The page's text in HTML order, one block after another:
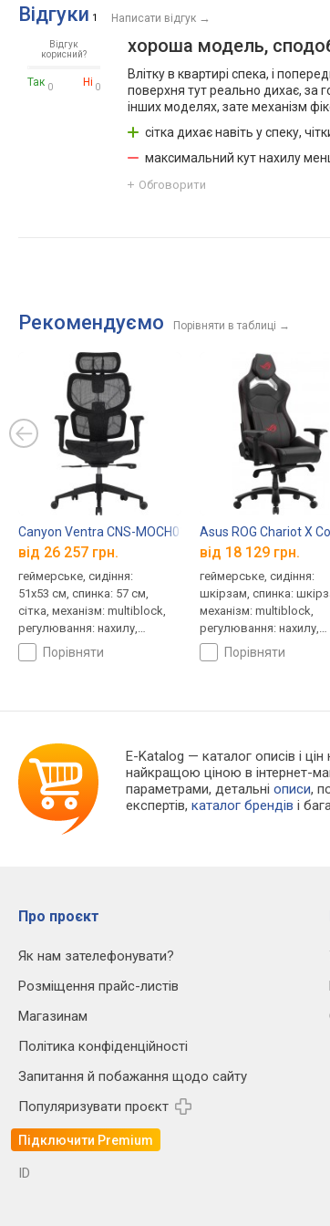
Відгуки 1 Написати відгук →
Відгук
корисний?
Так 0 Ні 0
хороша модель,
Влітку в квартирі спека, і
поверхня тут реально дихає, за
інших моделях, зате механізм
сітка дихає навіть у спеку,
максимальний кут нахилу
Обговорити
Рекомендуємо Порівняти в таблиці →
Canyon Ventra CNS-MOCH01
від 26 257 грн.
геймерське, сидіння:
51x53 см, спинка: 57 см,
сітка, механізм: multiblock,
регулювання: нахилу,
висоти, жорсткості
порівняти
Asus ROG Chariot X
від 18 129 грн.
геймерське, сидіння:
шкірзам, спинка:
механізм: multiblock,
регулювання: нахилу,
висоти, жорсткості
порівняти
E-Katalog — каталог описів і
найкращою ціною в інтернет-
параметрами, детальніописи,
експертів,каталог брендів і
Про проєкт
Як нам зателефонувати?
Розміщення прайс-листів
Магазинам
Політика конфіденційності
Запитання й побажання щодо сайту
Популяризувати проєкт
Підключити Premium
ID